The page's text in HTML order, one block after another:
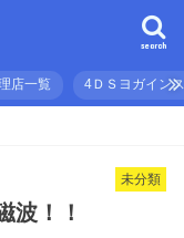
search
店一覧 4ＤＳヨガイン
未分類
波！！